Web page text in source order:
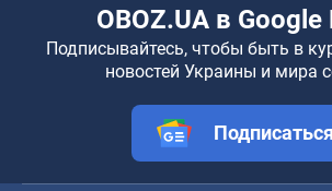
OBOZ.UA в Google
Подписывайтесь, чтобы быть в
новостей Украины и мира
Подписаться